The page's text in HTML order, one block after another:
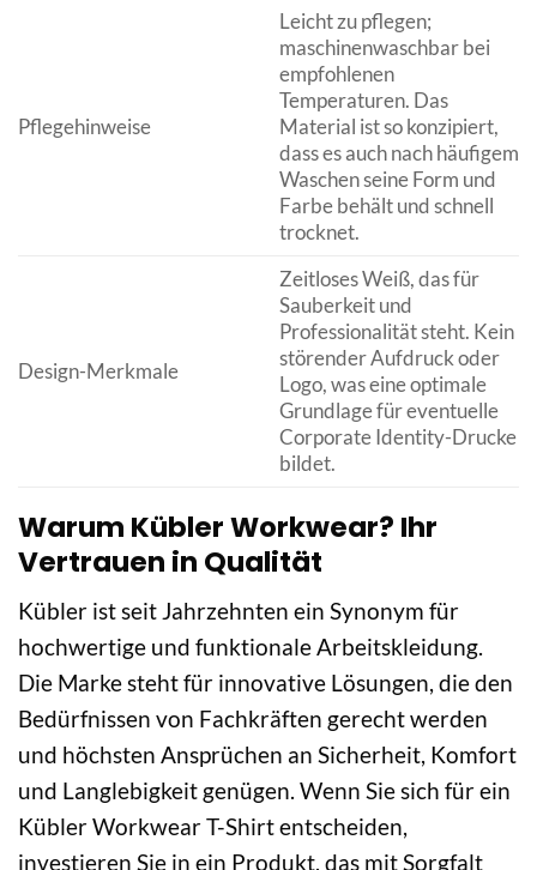
Pflegehinweise
Leicht zu pflegen;
maschinenwaschbar bei
empfohlenen
Temperaturen. Das
Material ist so konzipiert,
dass es auch nach häufigem
Waschen seine Form und
Farbe behält und schnell
trocknet.
Design-Merkmale
Zeitloses Weiß, das für
Sauberkeit und
Professionalität steht. Kein
störender Aufdruck oder
Logo, was eine optimale
Grundlage für eventuelle
Corporate Identity-Drucke
bildet.
Warum Kübler Workwear? Ihr
Vertrauen in Qualität
Kübler ist seit Jahrzehnten ein Synonym für
hochwertige und funktionale Arbeitskleidung.
Die Marke steht für innovative Lösungen, die den
Bedürfnissen von Fachkräften gerecht werden
und höchsten Ansprüchen an Sicherheit, Komfort
und Langlebigkeit genügen. Wenn Sie sich für ein
Kübler Workwear T-Shirt entscheiden,
investieren Sie in ein Produkt, das mit Sorgfalt